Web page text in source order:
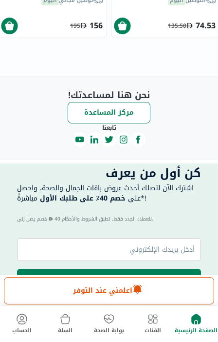
اعلمني عند التوفر
74.53
135.50
156
195
نحن هنا لمساعدتك!
مركز المساعدة
تابعنا
كن أول من يعرف
اشترك الآن لتصلك أحدث عروض باقات الجمال والصحة، واحصل
على خصم 40٪ على طلبك الأول مباشرةً*!
40 للعملاء الجدد فقط. تطبق الشروط والأحكام.
اشترك هنا
الدولة الإمارات العربية المتحدة الصفحة الرئيسية الفئات بوابة الصحة السلة الحساب